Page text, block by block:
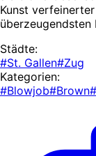
Kunst
überzeugendsten
Städte:
#St. Gallen#Zug
Kategorien:
#Blowjob#Brown